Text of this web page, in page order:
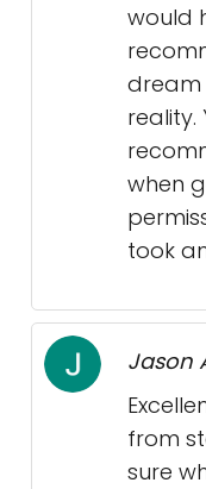
would
dream
reality.
when
took
Jason
from
sure